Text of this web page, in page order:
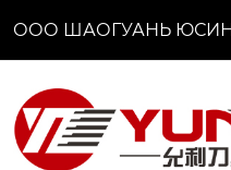
ООО ШАОГУАНЬ